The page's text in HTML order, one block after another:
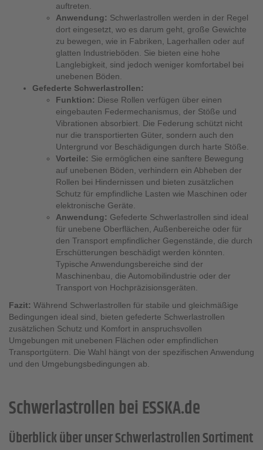
auftreten.
Anwendung: Schwerlastrollen werden in der Regel
dort eingesetzt, wo es darum geht, große Gewichte
zu bewegen, wie in Fabriken, Lagerhallen oder auf
glatten Industrieböden. Sie bieten eine hohe
Langlebigkeit, sind jedoch weniger komfortabel bei
unebenen Böden.
Gefederte Schwerlastrollen:
Funktion: Diese Rollen verfügen über einen
eingebauten Federmechanismus, der Stöße und
Vibrationen absorbiert. Die Federung schützt nicht
nur die transportierten Güter, sondern auch den
Untergrund vor Beschädigungen durch harte Stöße.
Vorteile: Sie ermöglichen eine sanftere Bewegung
auf unebenen Böden, verhindern ein Abheben der
Rollen bei Hindernissen und bieten zusätzlichen
Schutz für empfindliche Lasten wie Maschinen oder
elektronische Geräte.
Anwendung: Gefederte Schwerlastrollen sind ideal
für unebene Oberflächen, Außenbereiche oder für
den Transport empfindlicher Gegenstände, die durch
Erschütterungen beschädigt werden könnten.
Typische Anwendungsbereiche sind der
Maschinenbau, die Automobilindustrie oder der
Transport von Hochpräzisionsgeräten.
Fazit: Während Schwerlastrollen für stabile und gleichmäßige
Bedingungen ideal sind, bieten gefederte Schwerlastrollen
zusätzlichen Schutz und Komfort in anspruchsvollen
Umgebungen mit unebenen Flächen oder empfindlichen
Transportgütern. Die Wahl hängt von der spezifischen Anwendung
und den Umgebungsbedingungen ab.
Schwerlastrollen bei ESSKA.de
Überblick über unser Schwerlastrollen Sortiment